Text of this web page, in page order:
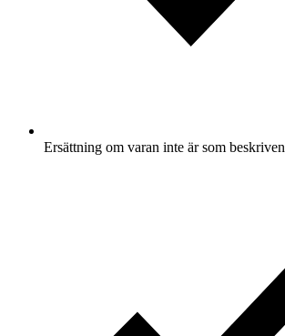
Ersättning om varan inte är som beskriven